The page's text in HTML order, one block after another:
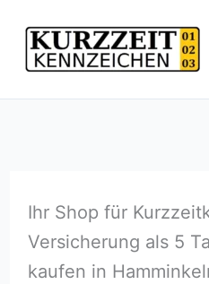
Inhalt
springen
Ihr Shop für
Versicherung als 5
kaufen in